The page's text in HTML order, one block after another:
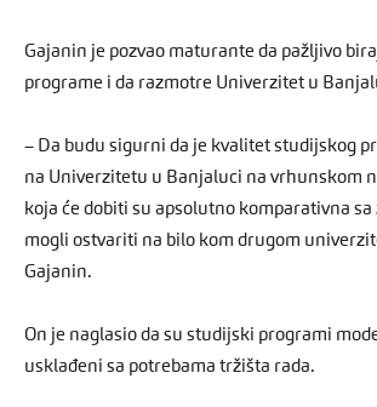
Gajanin je pozvao maturante da pažljivo
programe i da razmotre Univerzitet u
– Da budu sigurni da je kvalitet studijskog
na Univerzitetu u Banjaluci na vrhunskom
koja će dobiti su apsolutno komparativna
mogli ostvariti na bilo kom drugom
Gajanin.
On je naglasio da su studijski programi
usklađeni sa potrebama tržišta rada.